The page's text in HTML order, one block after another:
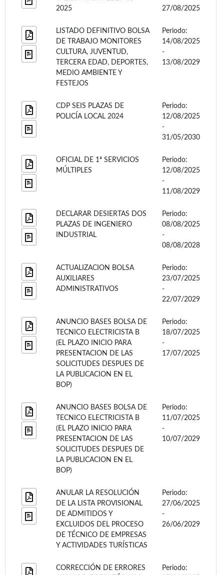
2025
27/08/2025
LISTADO DEFINITIVO BOLSA
DE TRABAJO MONITORES
CULTURA, JUVENTUD,
TERCERA EDAD, DEPORTES,
MEDIO AMBIENTE Y
FESTEJOS
Periodo:
14/08/2025
-
13/08/2029
CDP SEIS PLAZAS DE
POLICÍA LOCAL 2024
Periodo:
12/08/2025
-
31/05/2030
OFICIAL DE 1ª SERVICIOS
MÚLTIPLES
Periodo:
12/08/2025
-
11/08/2029
DECLARAR DESIERTAS DOS
PLAZAS DE INGENIERO
INDUSTRIAL
Periodo:
08/08/2025
-
08/08/2028
ACTUALIZACION BOLSA
AUXILIARES
ADMINISTRATIVOS
Periodo:
23/07/2025
-
22/07/2029
ANUNCIO BASES BOLSA DE
TECNICO ELECTRICISTA B
(EL PLAZO INICIO PARA
PRESENTACION DE LAS
SOLICITUDES DESPUES DE
LA PUBLICACION EN EL
BOP)
Periodo:
18/07/2025
-
17/07/2025
ANUNCIO BASES BOLSA DE
TECNICO ELECTRICISTA B
(EL PLAZO INICIO PARA
PRESENTACION DE LAS
SOLICITUDES DESPUES DE
LA PUBLICACION EN EL
BOP)
Periodo:
11/07/2025
-
10/07/2029
ANULAR LA RESOLUCIÓN
DE LA LISTA PROVISIONAL
DE ADMITIDOS Y
EXCLUIDOS DEL PROCESO
DE TÉCNICO DE EMPRESAS
Y ACTIVIDADES TURÍSTICAS
Periodo:
27/06/2025
-
26/06/2029
CORRECCIÓN DE ERRORES
Periodo: